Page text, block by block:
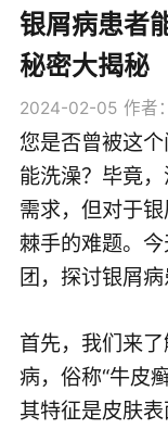
银屑病患者
秘密大揭秘
2024-02-05 作者
您是否曾被这
能洗澡？毕竟
需求，但对于
棘手的难题。
团，探讨银屑
首先，我们来
病，俗称“牛皮
其特征是皮肤